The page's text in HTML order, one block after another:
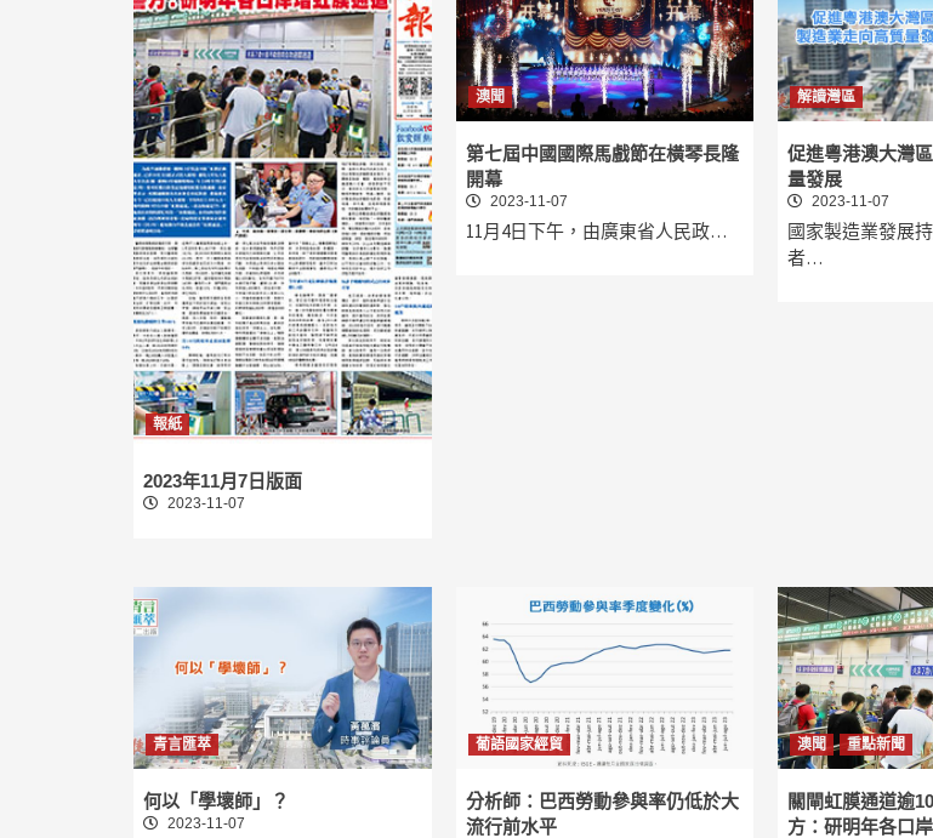
報紙
2023年11月7日版面
2023-11-07
澳聞
第七屆中國國際馬戲節在橫琴長隆
開幕
2023-11-07
11月4日下午，由廣東省人民政…
解讀灣區
促進粵港澳大灣
量發展
2023-11-07
國家製造業發展
者…
青言匯萃
何以「學壞師」？
2023-11-07
葡語國家經貿
分析師：巴西勞動參與率仍低於大
流行前水平
澳聞 重點新聞
關閘虹膜通道逾
方：研明年各口